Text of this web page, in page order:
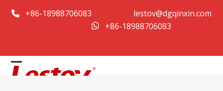
+86-18988706083
lestov@dgqinxin.com
+86-18988706083
Открыть
Закрыть